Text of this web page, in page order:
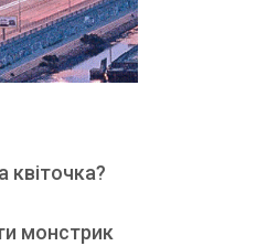
квіточка?
монстрик